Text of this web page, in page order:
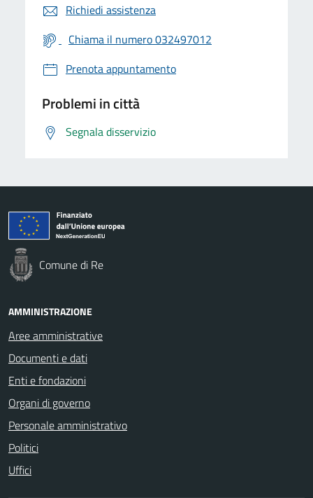
Richiedi assistenza
Chiama il numero 032497012
Prenota appuntamento
Problemi in città
Segnala disservizio
Comune di Re
AMMINISTRAZIONE
Aree amministrative
Documenti e dati
Enti e fondazioni
Organi di governo
Personale amministrativo
Politici
Uffici